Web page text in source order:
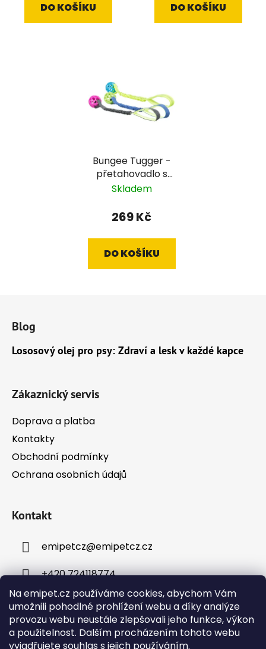
Na emipet.cz používáme cookies, abychom Vám
umožnili pohodlné prohlížení webu a díky analýze
provozu webu neustále zlepšovali jeho funkce, výkon
a použitelnost. Dalším procházením tohoto webu
vyjadřujete souhlas s jejich používáním.
DO KOŠÍKU DO KOŠÍKU
Bungee Tugger -
přetahovadlo s
míčkem
Skladem
269 Kč
DO KOŠÍKU
Blog
Lososový olej pro psy: Zdraví a lesk v každé kapce
Zákaznický servis
Doprava a platba
Kontakty
Obchodní podmínky
Ochrana osobních údajů
Kontakt
emipetcz@emipetcz.cz
+420 724118774